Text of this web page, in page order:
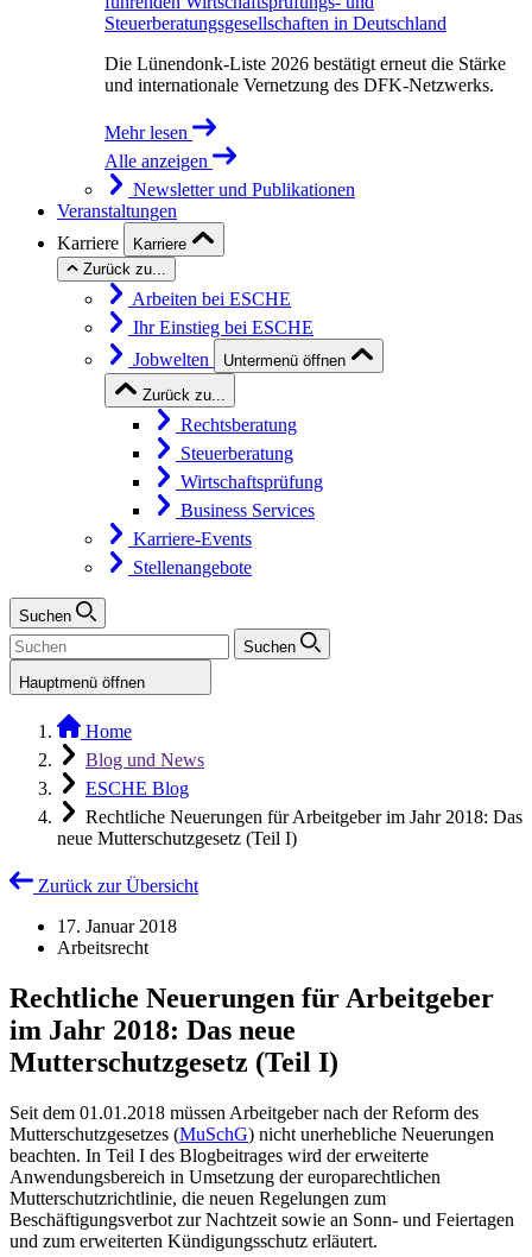
Steuerberatungsgesellschaften in Deutschland
Die Lünendonk-Liste 2026 bestätigt erneut die Stärke
und internationale Vernetzung des DFK-Netzwerks.
Mehr lesen
Alle anzeigen
Newsletter und Publikationen
Veranstaltungen
Karriere
Karriere
Zurück zu...
Arbeiten bei ESCHE
Ihr Einstieg bei ESCHE
Jobwelten
Untermenü öffnen
Zurück zu...
Rechtsberatung
Steuerberatung
Wirtschaftsprüfung
Business Services
Karriere-Events
Stellenangebote
Suchen
Suchen
Hauptmenü öffnen
Home
Blog und News
ESCHE Blog
Rechtliche Neuerungen für Arbeitgeber im Jahr 2018: Das
neue Mutterschutzgesetz (Teil I)
Zurück zur Übersicht
17. Januar 2018
Arbeitsrecht
Rechtliche Neuerungen für Arbeitgeber
im Jahr 2018: Das neue
Mutterschutzgesetz (Teil I)
Seit dem 01.01.2018 müssen Arbeitgeber nach der Reform des
Mutterschutzgesetzes (MuSchG) nicht unerhebliche Neuerungen
beachten. In Teil I des Blogbeitrages wird der erweiterte
Anwendungsbereich in Umsetzung der europarechtlichen
Mutterschutzrichtlinie, die neuen Regelungen zum
Beschäftigungsverbot zur Nachtzeit sowie an Sonn- und Feiertagen
und zum erweiterten Kündigungsschutz erläutert.